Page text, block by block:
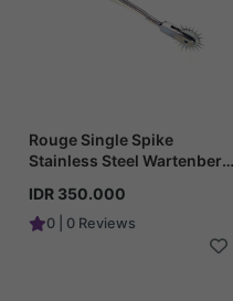
Rouge Single Spike
Stainless Steel Wartenberg
IDR 350.000
0 | 0 Reviews